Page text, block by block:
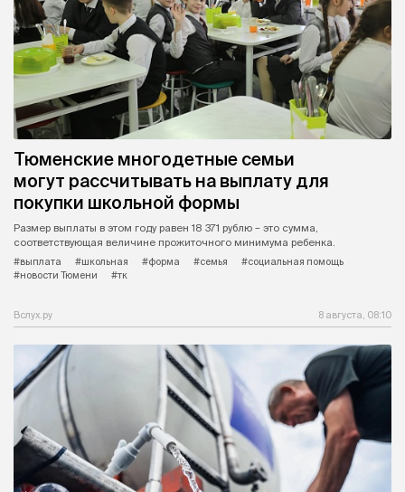
Тюменские многодетные семьи
могут рассчитывать на выплату для
покупки школьной формы
Размер выплаты в этом году равен 18 371 рублю – это сумма,
соответствующая величине прожиточного минимума ребенка.
#выплата
#школьная #форма #семья
#социальная помощь
#новости Тюмени
#тк
Вслух.ру 8 августа, 08:10